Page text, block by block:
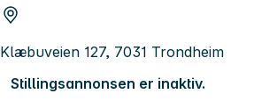
Klæbuveien 127, 7031 Trondheim
Stillingsannonsen er inaktiv.